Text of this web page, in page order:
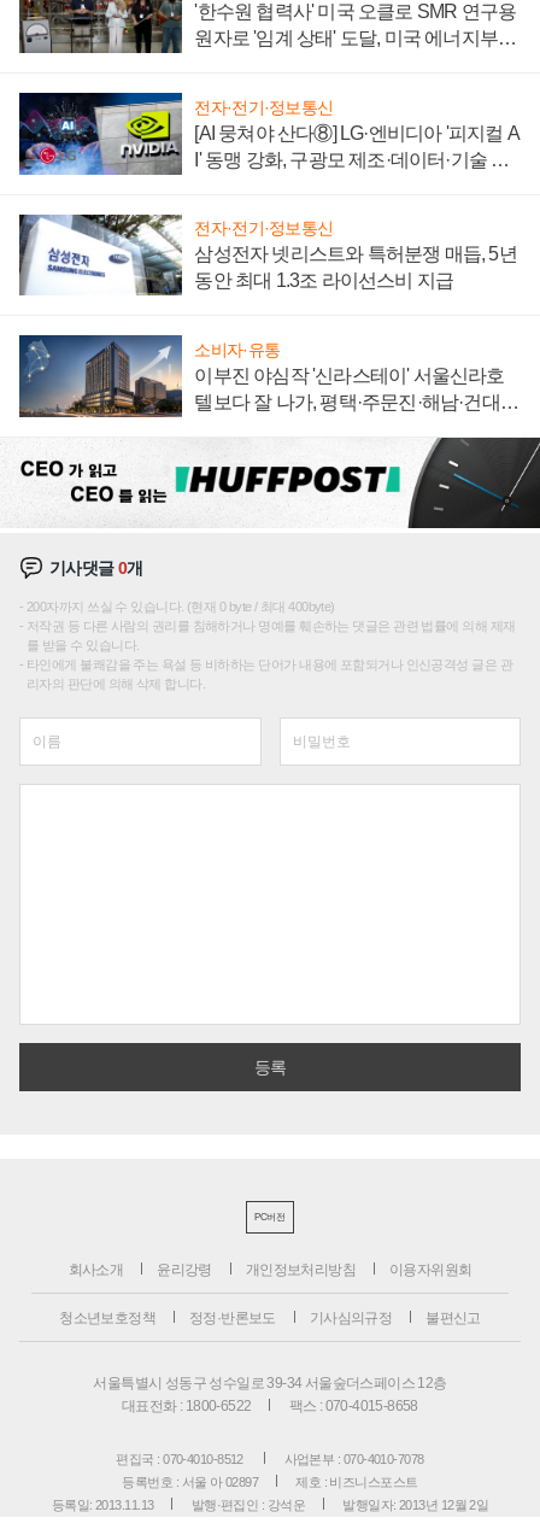
'한수원 협력사' 미국 오클로 SMR 연구용
원자로 '임계 상태' 도달, 미국 에너지부
전자·전기·정보통신
[AI 뭉쳐야 산다⑧] LG·엔비디아 '피지컬 A
I' 동맹 강화, 구광모 제조·데이터·기술 결
전자·전기·정보통신
삼성전자 넷리스트와 특허분쟁 매듭, 5년
동안 최대 1.3조 라이선스비 지급
소비자·유통
이부진 야심작 '신라스테이' 서울신라호
텔보다 잘 나가, 평택·주문진·해남·건대로
기사댓글0개
200자까지 쓰실 수 있습니다. (현재 0 byte / 최대 400byte)
저작권 등 다른 사람의 권리를 침해하거나 명예를 훼손하는 댓글은 관련 법률에 의해 제재
를 받을 수 있습니다.
타인에게 불쾌감을 주는 욕설 등 비하하는 단어가 내용에 포함되거나 인신공격성 글은 관
리자의 판단에 의해 삭제 합니다.
PC버전
회사소개 윤리강령 개인정보처리방침 이용자위원회
청소년보호정책 정정·반론보도 기사심의규정 불편신고
서울특별시 성동구 성수일로 39-34 서울숲더스페이스 12층
대표전화 : 1800-6522
팩스 : 070-4015-8658
편집국 : 070-4010-8512
사업본부 : 070-4010-7078
등록번호 : 서울 아 02897
제호 : 비즈니스포스트
등록일: 2013.11.13
발행·편집인 : 강석운
발행일자: 2013년 12월 2일